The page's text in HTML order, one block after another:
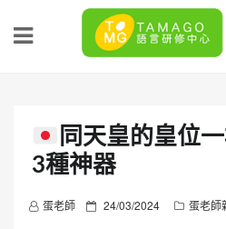
同天皇的皇位
3種神器
蛋老師
P 24/03/2024 蛋老師